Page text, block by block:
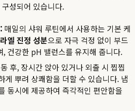
성되어 있습니다.
매일의 샤워 루틴에서 사용하는 기본 케
라엘 진정 성분으로 자극 걱정 없이 부드
, 건강한 pH 밸런스를 유지해 줍니다.
후, 장시간 앉아 있거나 외출 시 찝찝
게 뿌려 상쾌함을 더할 수 있습니다. 냄
동시에 제공하여 즉각적인 편안함을